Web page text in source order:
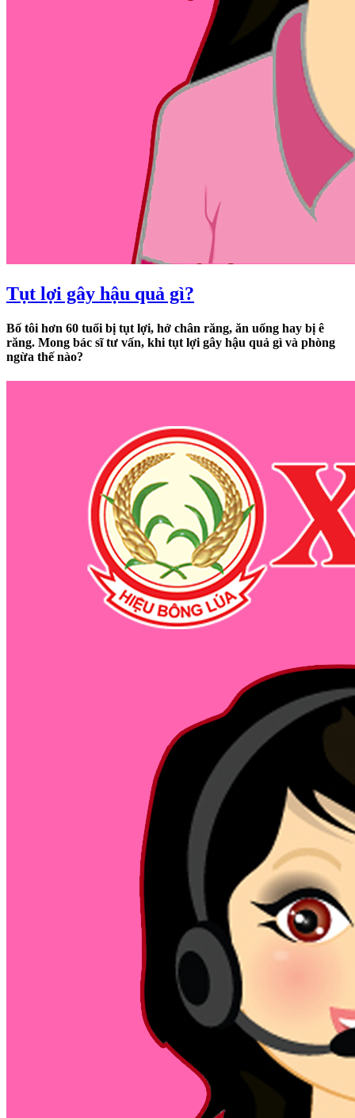
Tụt lợi gây hậu quả gì?
Bố tôi hơn 60 tuổi bị tụt lợi, hở chân răng, ăn uống hay bị ê
răng. Mong bác sĩ tư vấn, khi tụt lợi gây hậu quả gì và phòng
ngừa thế nào?